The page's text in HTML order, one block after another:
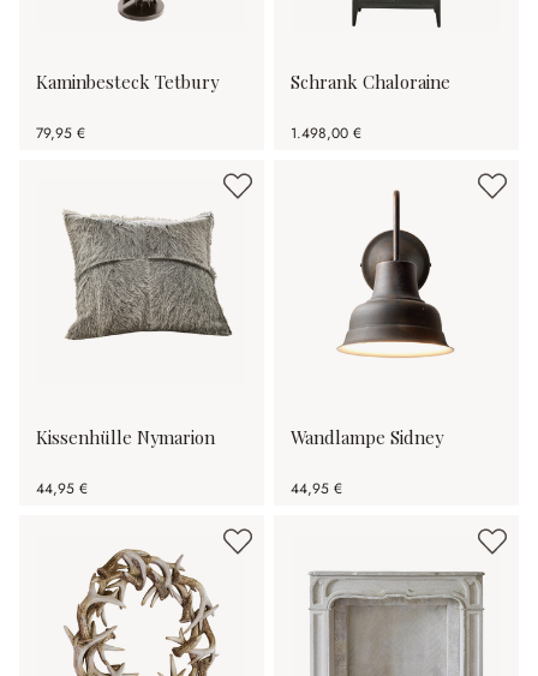
Kaminbesteck Tetbury
79,95 €
Schrank Chaloraine
1.498,00 €
Kissenhülle Nymarion
44,95 €
Wandlampe Sidney
44,95 €